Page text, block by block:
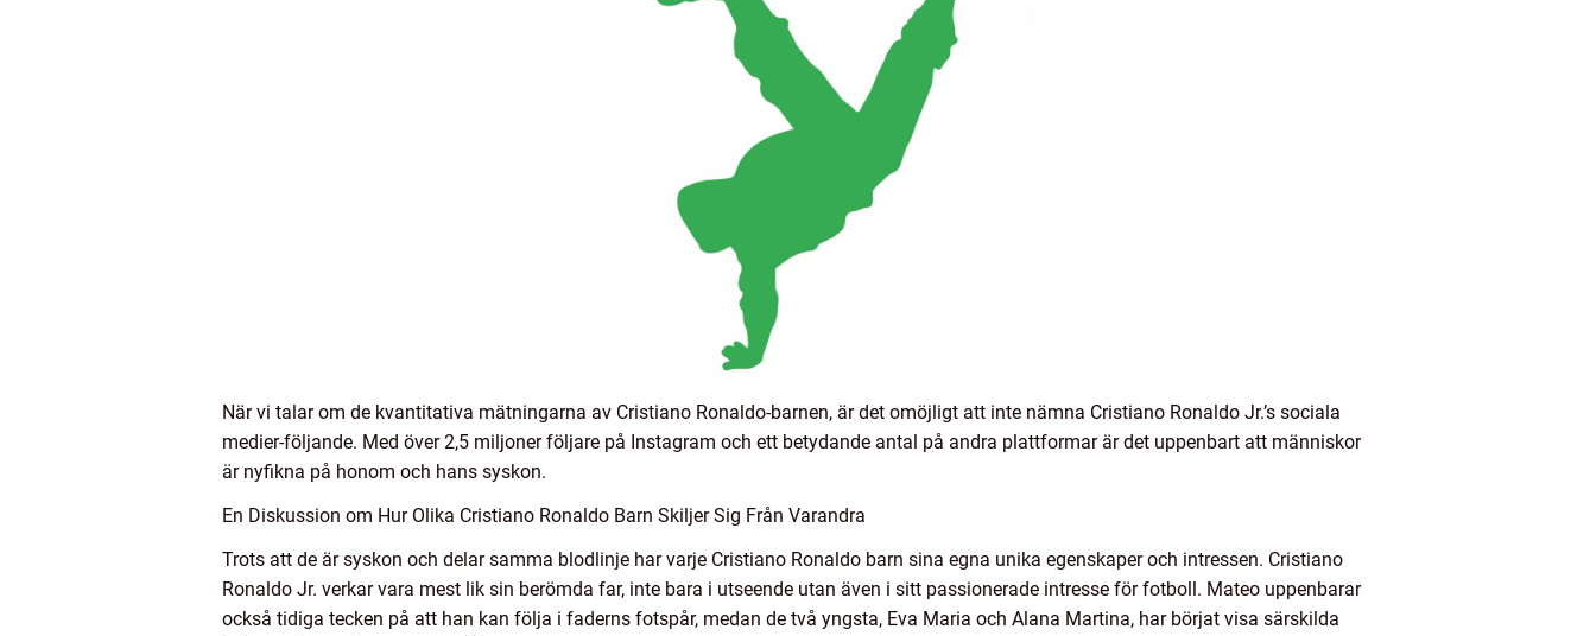
När vi talar om de kvantitativa mätningarna av Cristiano Ronaldo-barnen, är det omöjligt att inte nämna Cristiano Ronaldo Jr.’s sociala
medier-följande. Med över 2,5 miljoner följare på Instagram och ett betydande antal på andra plattformar är det uppenbart att människor
är nyfikna på honom och hans syskon.
En Diskussion om Hur Olika Cristiano Ronaldo Barn Skiljer Sig Från Varandra
Trots att de är syskon och delar samma blodlinje har varje Cristiano Ronaldo barn sina egna unika egenskaper och intressen. Cristiano
Ronaldo Jr. verkar vara mest lik sin berömda far, inte bara i utseende utan även i sitt passionerade intresse för fotboll. Mateo uppenbarar
också tidiga tecken på att han kan följa i faderns fotspår, medan de två yngsta, Eva Maria och Alana Martina, har börjat visa särskilda